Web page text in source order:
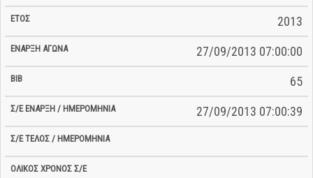
2013
27/09/2013 07:00:00
65
27/09/2013 07:00:39